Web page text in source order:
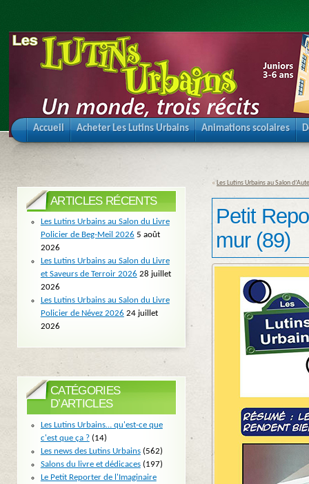
Accueil Acheter Les Lutins Urbains Animations scolaires
« Les Lutins Urbains au Salon
Petit
mur (89)
ARTICLES RÉCENTS
Les Lutins Urbains au Salon du Livre
Policier de Beg-Meil 2026 5 août
2026
Les Lutins Urbains au Salon du Livre
et Saveurs de Terroir 2026 28 juillet
2026
Les Lutins Urbains au Salon du Livre
Policier de Névez 2026 24 juillet
2026
CATÉGORIES
D’ARTICLES
Les Lutins Urbains… qu'est-ce que
c'est que ça ?(14)
Les news des Lutins Urbains(562)
Salons du livre et dédicaces(197)
Le Petit Reporter de l'Imaginaire